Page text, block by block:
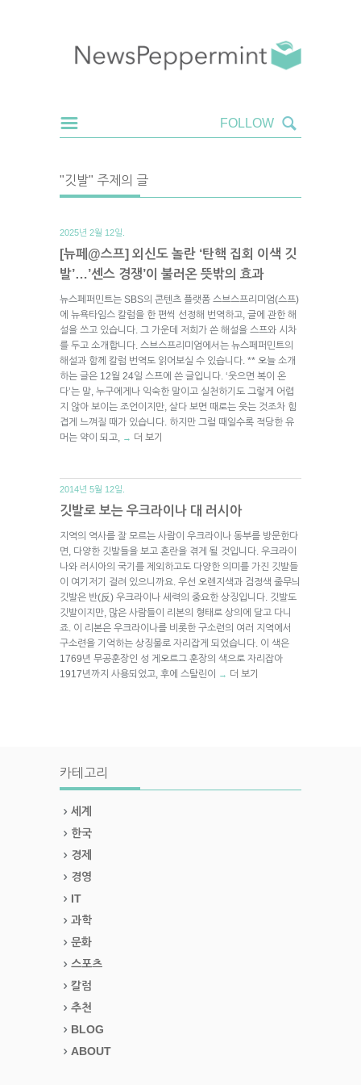
"깃발" 주제의 글
2025년 2월 12일.
[뉴페@스프] 외신도 놀란 ‘탄핵 집회 이색 깃
발’…’센스 경쟁’이 불러온 뜻밖의 효과
뉴스페퍼민트는 SBS의 콘텐츠 플랫폼 스브스프리미엄(스프)
에 뉴욕타임스 칼럼을 한 편씩 선정해 번역하고, 글에 관한 해
설을 쓰고 있습니다. 그 가운데 저희가 쓴 해설을 스프와 시차
를 두고 소개합니다. 스브스프리미엄에서는 뉴스페퍼민트의
해설과 함께 칼럼 번역도 읽어보실 수 있습니다. ** 오늘 소개
하는 글은 12월 24일 스프에 쓴 글입니다. ‘웃으면 복이 온
다’는 말, 누구에게나 익숙한 말이고 실천하기도 그렇게 어렵
지 않아 보이는 조언이지만, 살다 보면 때로는 웃는 것조차 힘
겹게 느껴질 때가 있습니다. 하지만 그럴 때일수록 적당한 유
머는 약이 되고,
→ 더 보기
2014년 5월 12일.
깃발로 보는 우크라이나 대 러시아
지역의 역사를 잘 모르는 사람이 우크라이나 동부를 방문한다
면, 다양한 깃발들을 보고 혼란을 겪게 될 것입니다. 우크라이
나와 러시아의 국기를 제외하고도 다양한 의미를 가진 깃발들
이 여기저기 걸려 있으니까요. 우선 오렌지색과 검정색 줄무늬
깃발은 반(反) 우크라이나 세력의 중요한 상징입니다. 깃발도
깃발이지만, 많은 사람들이 리본의 형태로 상의에 달고 다니
죠. 이 리본은 우크라이나를 비롯한 구소련의 여러 지역에서
구소련을 기억하는 상징물로 자리잡게 되었습니다. 이 색은
1769년 무공훈장인 성 게오르그 훈장의 색으로 자리잡아
1917년까지 사용되었고, 후에 스탈린이
→ 더 보기
카테고리
세계
한국
경제
경영
IT
과학
문화
스포츠
칼럼
추천
BLOG
ABOUT